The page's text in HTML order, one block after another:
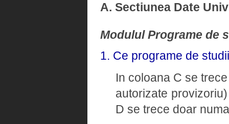
A. Sectiunea Date
Modulul Programe de
1. Ce programe de
In coloana C se
autorizate
D se trece doar